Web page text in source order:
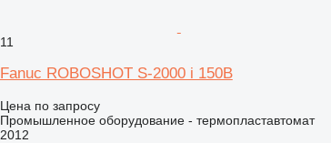
11
Fanuc ROBOSHOT S-2000 i 150B
Цена по запросу
Промышленное оборудование - термопластавтомат
2012